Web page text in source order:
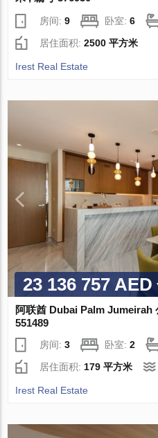
房间:9 卧室:6
居住面积:2500 平方米
Irest Real Estate
23 136 757 AED
阿联酋 Dubai Palm Jumeirah
551489
房间:3 卧室:2
居住面积: 179 平方米
Irest Real Estate